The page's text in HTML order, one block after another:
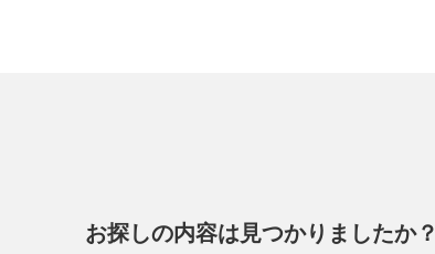
お探しの内容は見つかりましたか？